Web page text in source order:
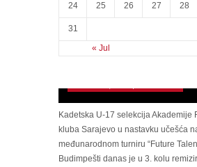
« Jul
24 25 26 27 28
31
Kadetska U-17 selekcija Akademije
kluba Sarajevo u nastavku učešća
međunarodnom turniru “Future
Budimpešti danas je u 3. kolu